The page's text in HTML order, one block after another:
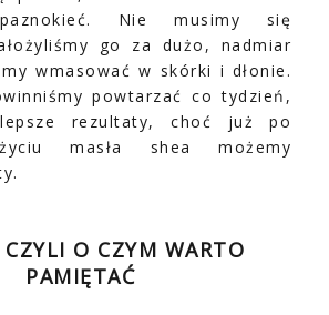
paznokieć. Nie musimy się
go za dużo, nadmiar
wmasować w skórki i dłonie.
powtarzać co tydzień,
rezultaty, choć już po
masła shea możemy
O CZYM WARTO
PAMIĘTAĆ